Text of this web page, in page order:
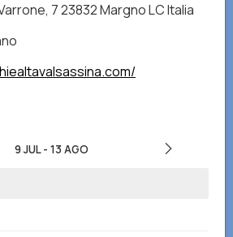
7 23832 Margno LC Italia
9 JUL- 13 AGO